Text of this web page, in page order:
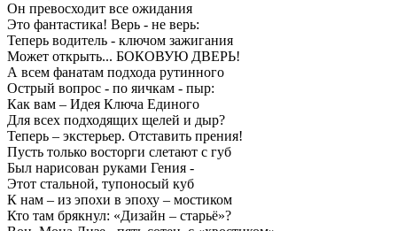
Он превосходит все ожидания
Это фантастика! Верь - не верь:
Теперь водитель - ключом зажигания
Может открыть... БОКОВУЮ ДВЕРЬ!
А всем фанатам подхода рутинного
Острый вопрос - по яичкам - пыр:
Как вам – Идея Ключа Единого
Для всех подходящих щелей и дыр?
Теперь – экстерьер. Отставить прения!
Пусть только восторги слетают с губ
Был нарисован руками Гения -
Этот стальной, тупоносый куб
К нам – из эпохи в эпоху – мостиком
Кто там брякнул: «Дизайн – старьё»?